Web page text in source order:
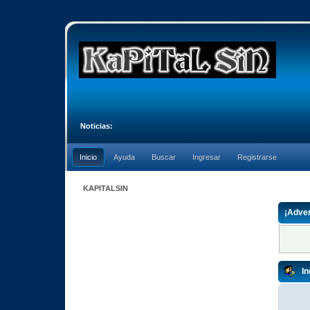
Noticias:
Inicio Ayuda Buscar Ingresar Registrarse
KAPITALSIN